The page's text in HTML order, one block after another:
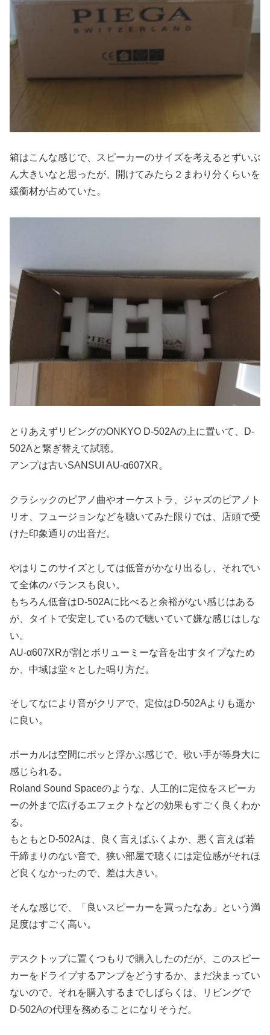
箱はこんな感じで、スピーカーのサイズを考えるとずいぶ
ん大きいなと思ったが、開けてみたら２まわり分くらいを
緩衝材が占めていた。
とりあえずリビングのONKYO D-502Aの上に置いて、D-
502Aと繋ぎ替えて試聴。
アンプは古いSANSUI AU-α607XR。
クラシックのピアノ曲やオーケストラ、ジャズのピアノト
リオ、フュージョンなどを聴いてみた限りでは、店頭で受
けた印象通りの出音だ。
やはりこのサイズとしては低音がかなり出るし、それでい
て全体のバランスも良い。
もちろん低音はD-502Aに比べると余裕がない感じはある
が、タイトで安定しているので聴いていて嫌な感じはしな
い。
AU-α607XRが割とボリューミーな音を出すタイプなため
か、中域は堂々とした鳴り方だ。
そしてなにより音がクリアで、定位はD-502Aよりも遥か
に良い。
ボーカルは空間にポッと浮かぶ感じで、歌い手が等身大に
感じられる。
Roland Sound Spaceのような、人工的に定位をスピーカ
ーの外まで広げるエフェクトなどの効果もすごく良くわか
る。
もともとD-502Aは、良く言えばふくよか、悪く言えば若
干締まりのない音で、狭い部屋で聴くには定位感がそれほ
ど良くなかったので、差は大きい。
そんな感じで、「良いスピーカーを買ったなあ」という満
足度はすごく高い。
デスクトップに置くつもりで購入したのだが、このスピー
カーをドライブするアンプをどうするか、まだ決まってい
ないので、それを購入するまでしばらくは、リビングで
D-502Aの代理を務めることになりそうだ。